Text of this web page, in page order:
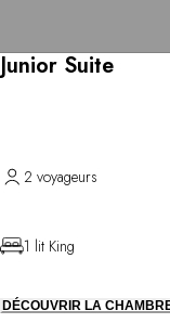
Junior Suite
2 voyageurs
1 lit King
DÉCOUVRIR LA